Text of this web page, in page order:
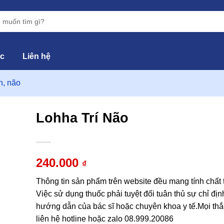
Liên hệ
não
Lohha Trí Não
240.000 ₫
Thông tin sản phẩm trên website đều mang tính chất
Việc sử dụng thuốc phải tuyệt đối tuân thủ sự chỉ
hướng dẫn của bác sĩ hoặc chuyên khoa y tế.Mọi
liên hệ hotline hoặc zalo 08.999.20086